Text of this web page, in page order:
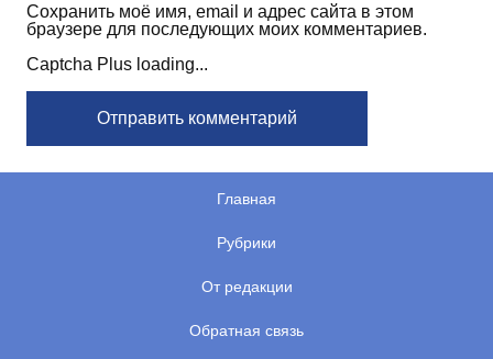
Сохранить моё имя, email и адрес сайта в этом
браузере для последующих моих комментариев.
Captcha Plus loading...
Главная
Рубрики
От редакции
Обратная связь